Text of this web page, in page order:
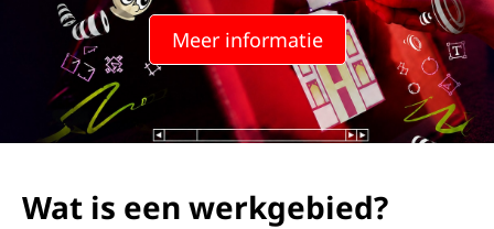
e
Meer informatie
Wat is een werkgebied?